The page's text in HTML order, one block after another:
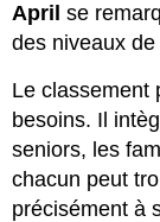
April se
des niveaux
Le classement
besoins. Il
seniors, les
chacun peut
précisément à